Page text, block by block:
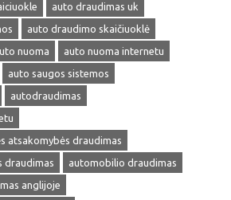
auto draudimas uk
auto draudimo skaičiuoklė
nuoma
auto nuoma internetu
auto saugos sistemos
autodraudimas
atsakomybės draudimas
draudimas
automobilio draudimas
anglijoje